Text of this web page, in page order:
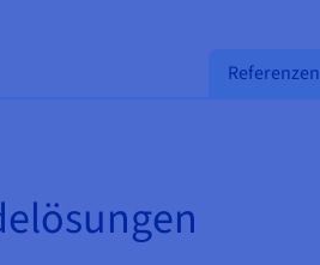
Referenzen